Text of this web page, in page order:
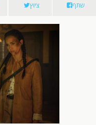
שתף ציוץ